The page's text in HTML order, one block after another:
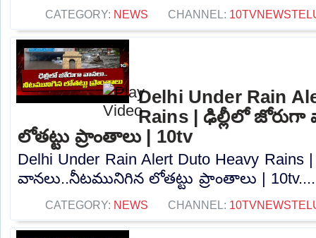
CATEGORY: NEWS CHANNEL:
Delhi Under Rain
Rains | ఢిల్లీలో
లోతట్టు ప్రాంతాలు | 10tv
Delhi Under Rain Alert Duto Heavy
వానలు..నీటమునిగిన లోతట్టు ప్రాంతాలు |
CATEGORY: NEWS CHANNEL: